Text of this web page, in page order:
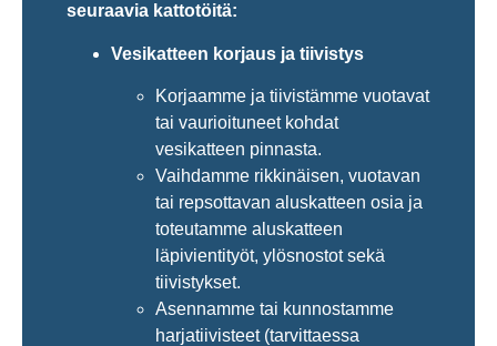
seuraavia kattotöitä:
Vesikatteen korjaus ja tiivistys
Korjaamme ja tiivistämme vuotavat
tai vaurioituneet kohdat
vesikatteen pinnasta.
Vaihdamme rikkinäisen, vuotavan
tai repsottavan aluskatteen osia ja
toteutamme aluskatteen
läpivientityöt, ylösnostot sekä
tiivistykset.
Asennamme tai kunnostamme
harjatiivisteet (tarvittaessa